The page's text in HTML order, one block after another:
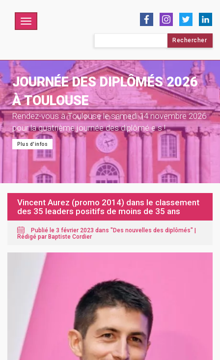
Menu
JOURNÉE DES DIPLÔMÉS 2026
À TOULOUSE
Rendez-vous à Toulouse le samedi 14 novembre 2026
pour la quatrième journée des diplômé·e·s !
Plus d'infos
Vincent Aurez (promo 2014) dans le classement
des 35 leaders positifs de moins de 35 ans
Publié le 3 février 2023 dans "Des nouvelles des diplômés" |
Rédigé par Baptiste Cordier